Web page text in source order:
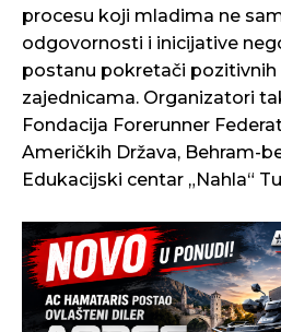
procesu koji mladima ne
odgovornosti i inicijative
postanu pokretači
zajednicama. Organizatori
Fondacija Forerunner
Američkih Država, Behram-
Edukacijski centar „Nahla“